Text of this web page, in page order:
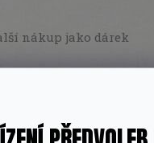
nákup jako dárek